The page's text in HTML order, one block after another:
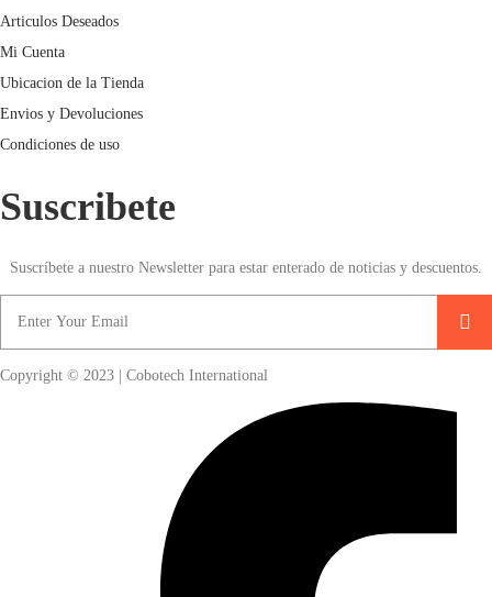
Articulos Deseados
Mi Cuenta
Ubicacion de la Tienda
Envios y Devoluciones
Condiciones de uso
Suscribete
Suscríbete a nuestro Newsletter para estar enterado de noticias y descuentos.
Copyright © 2023 | Cobotech International